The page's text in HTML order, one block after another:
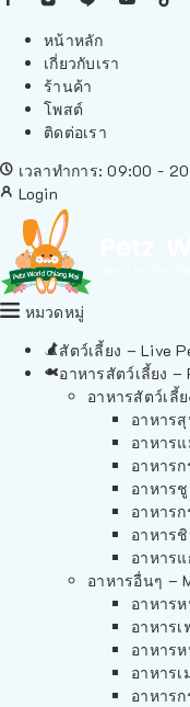
หน้าหลัก
เกี่ยวกับเรา
ร้านค้า
โพสต์
ติดต่อเรา
เวลาทำการ: 09:00 -
Login
หมวดหมู่
สัตว์เลี้ยง – Live
อาหารสัตว์เลี้ยง –
อาหารสัตว์เลี้
อาหาร
อาหาร
อาหาร
อาหาร
อาหาร
อาหาร
อาหาร
อาหารอื่นๆ –
อาหาร
อาหารเ
อาหาร
อาหาร
อาหาร